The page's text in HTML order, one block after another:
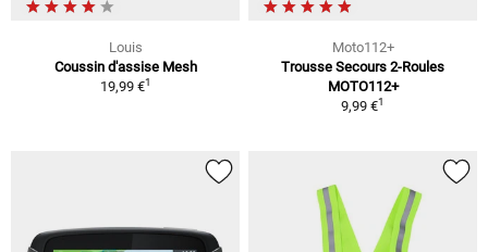
Louis
Coussin d'assise Mesh
19,99 €1
Moto112+
Trousse Secours 2-Roules
MOTO112+
9,99 €1